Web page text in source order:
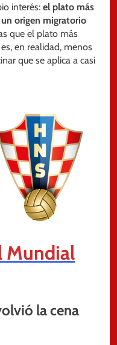
interés: el plato más
origen migratorio
que el plato más
en realidad, menos
que se aplica a casi
Mundial
la cena